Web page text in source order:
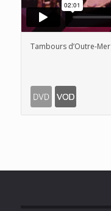
Tambours d’Outre-Mer